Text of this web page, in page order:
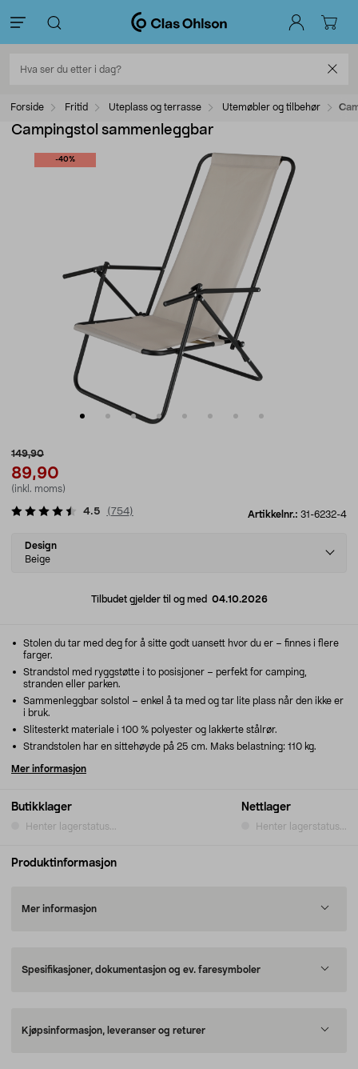
Forside Fritid Uteplass og terrasse Utemøbler og tilbehør
Campingstol sammenleggbar
-40%
149,90
89,90
(inkl. moms)
Artikkelnr.: 31-6232-4
4.5 (754)
Select
variant
Design
Beige
Tilbudet gjelder til og med 04.10.2026
Butikklager
Henter lagerstatus...
Nettlager
Henter lagerstatus...
Stolen du tar med deg for å sitte godt uansett hvor du er – finnes i flere
farger.
Strandstol med ryggstøtte i to posisjoner – perfekt for camping,
stranden eller parken.
Sammenleggbar solstol – enkel å ta med og tar lite plass når den ikke er
i bruk.
Slitesterkt materiale i 100 % polyester og lakkerte stålrør.
Strandstolen har en sittehøyde på 25 cm. Maks belastning: 110 kg.
Mer informasjon
Produktinformasjon
Mer informasjon
Spesifikasjoner, dokumentasjon og ev. faresymboler
Kjøpsinformasjon, leveranser og returer